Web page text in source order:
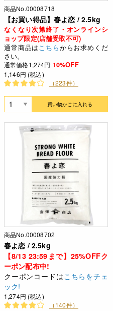
商品No.00008718
【お買い得品】春よ恋 / 2.5kg
なくなり次第終了・オンラインシ
ョップ限定(店舗受取不可)
通常商品はこちらからお求めくだ
さい。
通常価格1,274円 10%OFF
1,146円 (税込)
（223件）
買い物かごに入れる
商品No.00008702
春よ恋 / 2.5kg
【8/13 23:59まで】25%OFFク
ーポン配布中!
クーポンコードはこちらをチェ
ック!
1,274円 (税込)
（140件）